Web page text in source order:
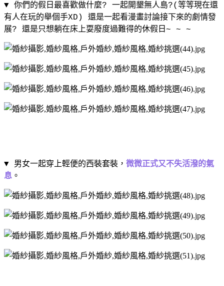
▼ 你們的假日最喜歡做什麼? 一起開墾無人島?( 等等現在還
有人在玩的舉個手XD) 還是一起看漫畫討論接下來的劇情發
展? 還是只想躺在床上耍廢度過難得的休假日 ~ ~ ~
▼ 男女一起穿上輕便的西裝套裝， 微微正式又不失活潑的氣
息 。